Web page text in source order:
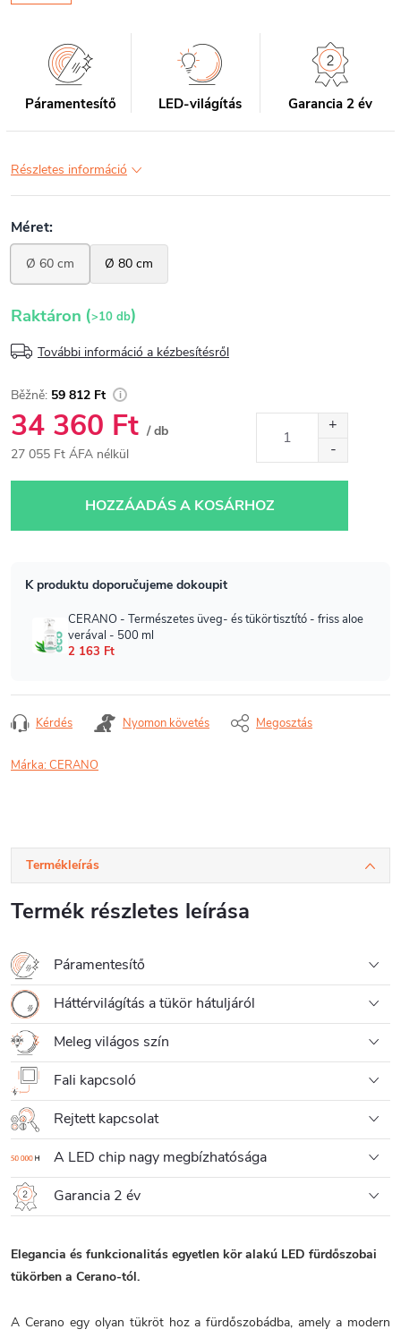
Páramentesítő LED-világítás Garancia 2 év
Részletes információ
Raktáron (>10 db)
További információ a kézbesítésről
59 812 Ft
34 360 Ft / db
27 055 Ft ÁFA nélkül
HOZZÁADÁS A KOSÁRHOZ
Kérdés Nyomon követés Megosztás
Márka:CERANO
Termékleírás
Termék részletes leírása
Páramentesítő
Háttérvilágítás a tükör hátuljáról
Meleg világos szín
Fali kapcsoló
Rejtett kapcsolat
A LED chip nagy megbízhatósága
Garancia 2 év
Elegancia és funkcionalitás egyetlen kör alakú LED fürdőszobai
tükörben a Cerano-tól.
A Cerano egy olyan tükröt hoz a fürdőszobádba, amely a modern